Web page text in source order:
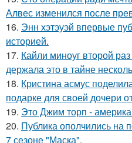
Алвес изменился после
16. Энн хэтэуэй впервые
историей.
17. Кайли миноуг второй
держала это в тайне
18. Кристина асмус
подарке для своей дочери
19. Это Джим торп -
20. Публика ополчились на
7 сезоне "Маска".